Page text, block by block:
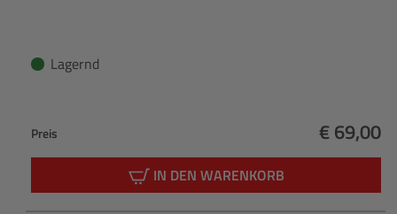
Lagernd
Preis € 69,00
IN DEN WARENKORB